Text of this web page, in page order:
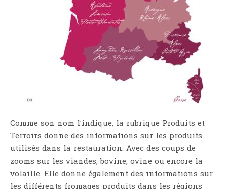
Comme son nom l’indique, la rubrique Produits et
Terroirs donne des informations sur les produits
utilisés dans la restauration. Avec des coups de
zooms sur les viandes, bovine, ovine ou encore la
volaille. Elle donne également des informations sur